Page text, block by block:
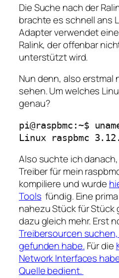
Die Suche nach der
brachte es schnell ans
Adapter verwendet
Ralink, der offenbar
unterstützt wird.
Nun denn, also erstmal
sehen. Um welches
genau?
pi@raspbmc:~$
Linux raspbmc
Also suchte ich
Treiber für mein
kompiliere und wurde
Tools fündig. Eine
nahezu Stück für Stück
dazu gleich mehr. Erst
Treibersourcen
gefunden habe. Für die
Network Interfaces
Quelle bedient.